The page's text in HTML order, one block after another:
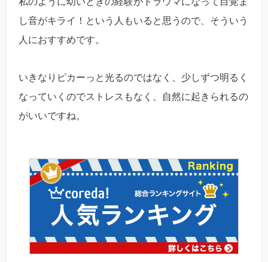
し音がキライ！という人もいると思うので、そういう
人におすすめです。
いきなりピカーっと光るのではなく、少しずつ明るく
なっていくのでストレスもなく、自然に起きられるの
がいいですね。